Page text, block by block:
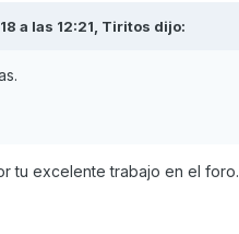
a las 12:21, Tiritos dijo:
tu excelente trabajo en el foro.